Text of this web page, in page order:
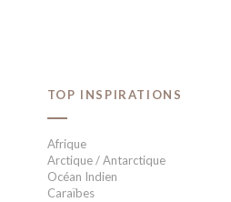
TOP INSPIRATIONS
Afrique
Arctique / Antarctique
Océan Indien
Caraïbes